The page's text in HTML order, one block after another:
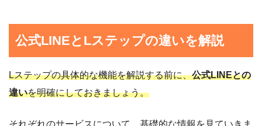
公式LINEとLステップの違いを解説
Lステップの具体的な機能を解説する前に、公式LINEとの
違いを明確にしておきましょう。
それぞれのサービスについて、基礎的な情報を見ていきま